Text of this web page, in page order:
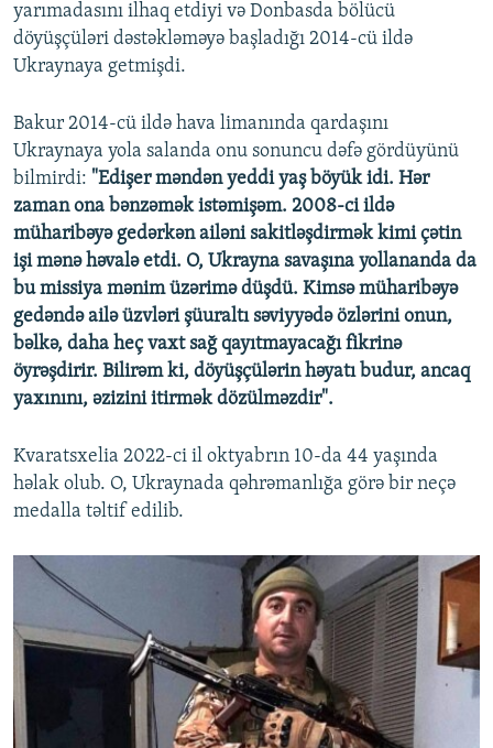
yarımadasını ilhaq etdiyi və Donbasda bölücü
döyüşçüləri dəstəkləməyə başladığı 2014-cü ildə
Ukraynaya getmişdi.
Bakur 2014-cü ildə hava limanında qardaşını
Ukraynaya yola salanda onu sonuncu dəfə gördüyünü
bilmirdi: "Edişer məndən yeddi yaş böyük idi. Hər
zaman ona bənzəmək istəmişəm. 2008-ci ildə
müharibəyə gedərkən ailəni sakitləşdirmək kimi çətin
işi mənə həvalə etdi. O, Ukrayna savaşına yollananda da
bu missiya mənim üzərimə düşdü. Kimsə müharibəyə
gedəndə ailə üzvləri şüuraltı səviyyədə özlərini onun,
bəlkə, daha heç vaxt sağ qayıtmayacağı fikrinə
öyrəşdirir. Bilirəm ki, döyüşçülərin həyatı budur, ancaq
yaxınını, əzizini itirmək dözülməzdir".
Kvaratsxelia 2022-ci il oktyabrın 10-da 44 yaşında
həlak olub. O, Ukraynada qəhrəmanlığa görə bir neçə
medalla təltif edilib.